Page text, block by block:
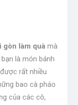
gòn làm quàmà
là món bánh
rất nhiều
bao cà pháo
của các cô,